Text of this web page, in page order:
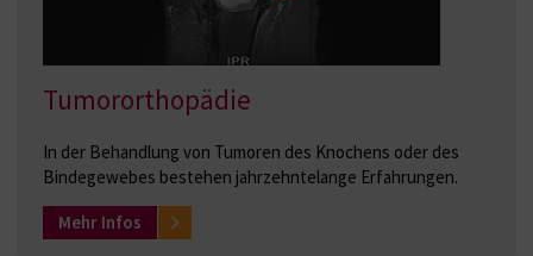
Tumororthopädie
In der Behandlung von Tumoren des Knochens oder des
Bindegewebes bestehen jahrzehntelange Erfahrungen.
Mehr Infos